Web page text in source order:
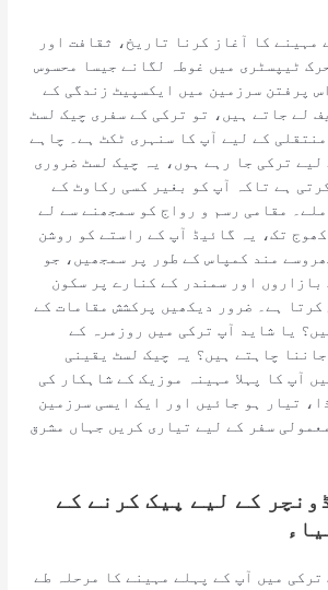
مہینے کا آغاز کرنا تاریخ، ثقافت اور
ٹیپسٹری میں غوطہ لگانے جیسا محسوس
پرفتن سرزمین میں ایکسپیٹ زندگی کے
لے جاتے ہیں، تو ترکی کے سفری چیک لسٹ
کے لیے آپ کا سنہری ٹکٹ ہے۔ چاہے
لیے ترکی جا رہے ہوں، یہ چیک لسٹ ضروری
ہے تاکہ آپ کو بغیر کسی رکاوٹ کے
مقامی رسم و رواج کو سمجھنے سے لے
تک، یہ گائیڈ آپ کے راستے کو روشن
مند کمپاس کے طور پر سمجھیں، جو
بازاروں اور سمندر کے کنارے پر سکون
ہے۔ ضرور دیکھیں پرکشش مقامات کے
یا شاید آپ ترکی میں روزمرہ کے
چاہتے ہیں؟ یہ چیک لسٹ یقینی
آپ کا پہلا مہینہ موزیک کے شاہکار کی
تیار ہو جائیں اور ایک ایسی سرزمین
سفر کے لیے تیاری کریں جہاں مشرق
کے لیے پیک کرنے کے
میں آپ کے پہلے مہینے کا مرحلہ طے